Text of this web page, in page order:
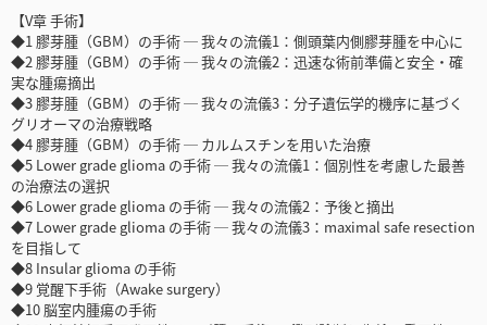
【V章 手術】
◆1 膠芽腫（GBM）の手術 ─ 我々の流儀1：側頭葉内側膠芽腫を中心に
◆2 膠芽腫（GBM）の手術 ─ 我々の流儀2：迅速な術前準備と安全・確
実な腫瘍摘出
◆3 膠芽腫（GBM）の手術 ─ 我々の流儀3：分子遺伝学的機序に基づく
グリオーマの治療戦略
◆4 膠芽腫（GBM）の手術 ─ カルムスチンを用いた治療
◆5 Lower grade glioma の手術 ─ 我々の流儀1：個別性を考慮した最善
の治療法の選択
◆6 Lower grade glioma の手術 ─ 我々の流儀2：予後と摘出
◆7 Lower grade glioma の手術 ─ 我々の流儀3：maximal safe resection
を目指して
◆8 Insular glioma の手術
◆9 覚醒下手術（Awake surgery）
◆10 脳室内腫瘍の手術